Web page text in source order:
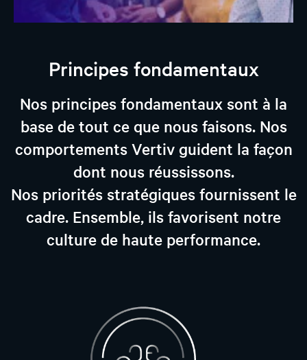
Principes fondamentaux
Nos principes fondamentaux sont à la
base de tout ce que nous faisons. Nos
comportements Vertiv guident la façon
dont nous réussissons.
Nos priorités stratégiques fournissent le
cadre. Ensemble, ils favorisent notre
culture de haute performance.